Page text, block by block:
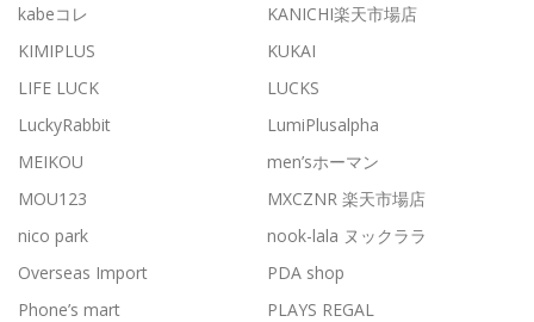
kabeコレ
KANICHI楽天市場店
KIMIPLUS
KUKAI
LIFE LUCK
LUCKS
LuckyRabbit
LumiPlusalpha
MEIKOU
men’sホーマン
MOU123
MXCZNR 楽天市場店
nico park
nook-lala ヌックララ
Overseas Import
PDA shop
Phone’s mart
PLAYS REGAL